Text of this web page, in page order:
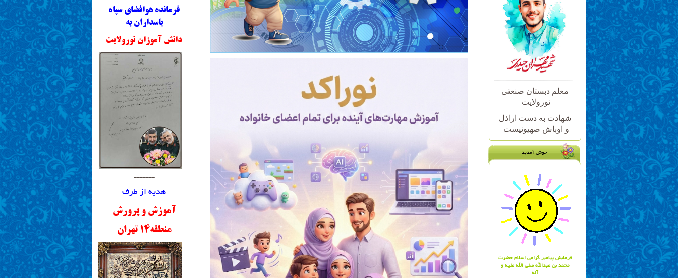
فرمانده هوافضای سپاه
پاسداران به
دانش آموزان نورولایت
-------
هدیه از طرف
آموزش و پرورش
منطقه14 تهران
معلم دبستان صنعتی
نورولایت
شهادت به دست اراذل
و اوباش صهیونیست
خوش آمدید
فرمابش پیامبر گرامی اسلام حضرت
محمد بن عبدالله صلی الله علیه و
آله